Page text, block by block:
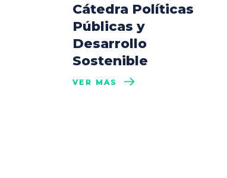
Cátedra Políticas
Públicas y
Desarrollo
Sostenible
VER MÁS